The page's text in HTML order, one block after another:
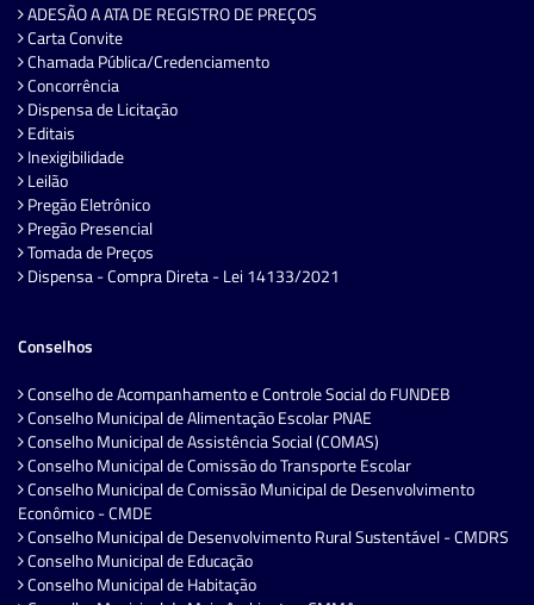
ADESÃO A ATA DE REGISTRO DE PREÇOS
Carta Convite
Chamada Pública/Credenciamento
Concorrência
Dispensa de Licitação
Editais
Inexigibilidade
Leilão
Pregão Eletrônico
Pregão Presencial
Tomada de Preços
Dispensa - Compra Direta - Lei 14133/2021
Conselhos
Conselho de Acompanhamento e Controle Social do FUNDEB
Conselho Municipal de Alimentação Escolar PNAE
Conselho Municipal de Assistência Social (COMAS)
Conselho Municipal de Comissão do Transporte Escolar
Conselho Municipal de Comissão Municipal de Desenvolvimento
Econômico - CMDE
Conselho Municipal de Desenvolvimento Rural Sustentável - CMDRS
Conselho Municipal de Educação
Conselho Municipal de Habitação